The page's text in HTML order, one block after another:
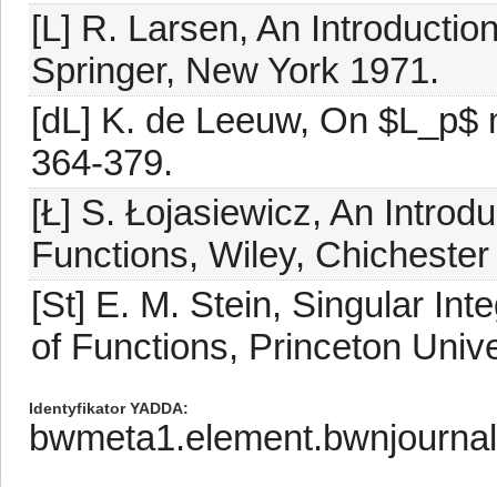
[L] R. Larsen, An
Springer, New York 1971.
[dL] K. de Leeuw, On
364-379.
[Ł] S. Łojasiewicz, An
Functions, Wiley,
[St] E. M. Stein, Singular
of Functions, Princeton
Identyfikator YADDA